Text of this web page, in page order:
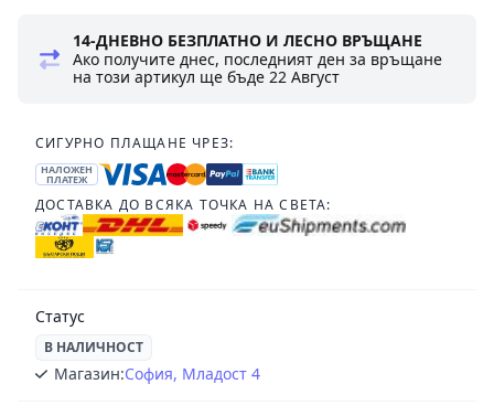
14-ДНЕВНО БЕЗПЛАТНО И ЛЕСНО ВРЪЩАНЕ
Ако получите днес, последният ден за връщане
на този артикул ще бъде22 Август
СИГУРНО ПЛАЩАНЕ ЧРЕЗ:
НАЛОЖЕН
ПЛАТЕЖ
ДОСТАВКА ДО ВСЯКА ТОЧКА НА СВЕТА:
Статус
В НАЛИЧНОСТ
Магазин:София, Младост 4